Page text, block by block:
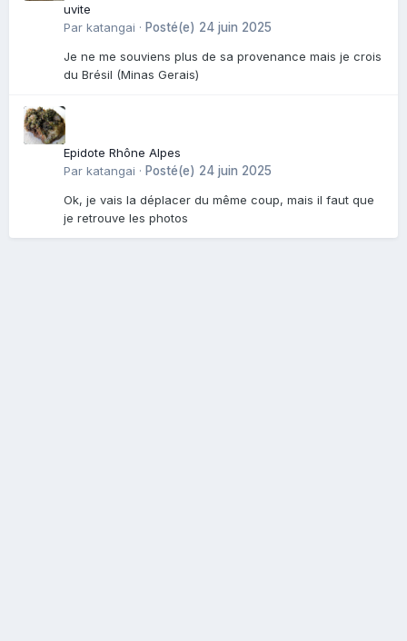
uvite
Par katangai · Posté(e) 24 juin 2025
Je ne me souviens plus de sa provenance mais je crois
du Brésil (Minas Gerais)
Epidote Rhône Alpes
Par katangai · Posté(e) 24 juin 2025
Ok, je vais la déplacer du même coup, mais il faut que
je retrouve les photos